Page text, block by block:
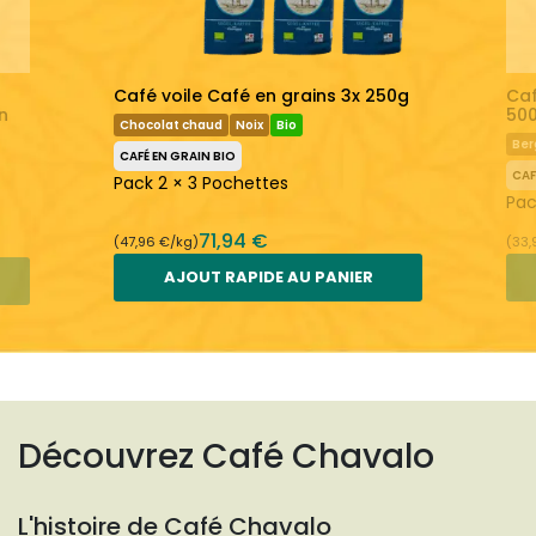
Café voile Café en grains 3x 250g
Chocolat chaud Noix
Bio
CAFÉ EN GRAIN BIO
Pack 2 × 3 Pochettes
(47,96 €/kg)71,94 €
AJOUT RAPIDE AU PANIER
Découvrez Café Chavalo
L'histoire de Café Chavalo